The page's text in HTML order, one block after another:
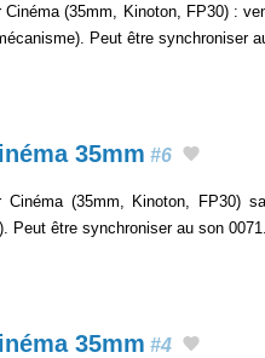
Cinéma (35mm, Kinoton, FP30) :
Peut être synchroniser
35mm #6
Cinéma (35mm, Kinoton, FP30)
Peut être synchroniser au son 0071.
35mm #4